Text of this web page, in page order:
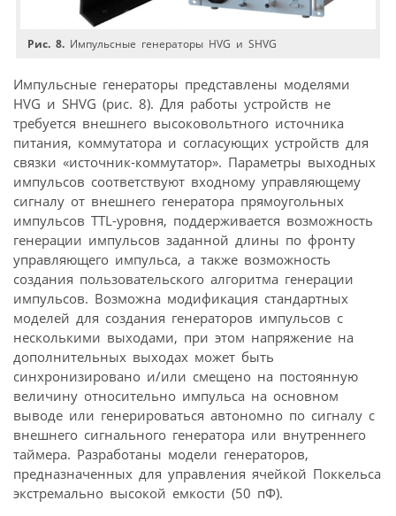
Рис. 8. Импульсные генераторы HVG и SHVG
Импульсные генераторы представлены моделями
HVG и SHVG (рис. 8). Для работы устройств не
требуется внешнего высоковольтного источника
питания, коммутатора и согласующих устройств для
связки «источник-коммутатор». Параметры выходных
импульсов соответствуют входному управляющему
сигналу от внешнего генератора прямоугольных
импульсов TTL-уровня, поддерживается возможность
генерации импульсов заданной длины по фронту
управляющего импульса, а также возможность
создания пользовательского алгоритма генерации
импульсов. Возможна модификация стандартных
моделей для создания генераторов импульсов с
несколькими выходами, при этом напряжение на
дополнительных выходах может быть
синхронизировано и/или смещено на постоянную
величину относительно импульса на основном
выводе или генерироваться автономно по сигналу с
внешнего сигнального генератора или внутреннего
таймера. Разработаны модели генераторов,
предназначенных для управления ячейкой Поккельса
экстремально высокой емкости (50 пФ).